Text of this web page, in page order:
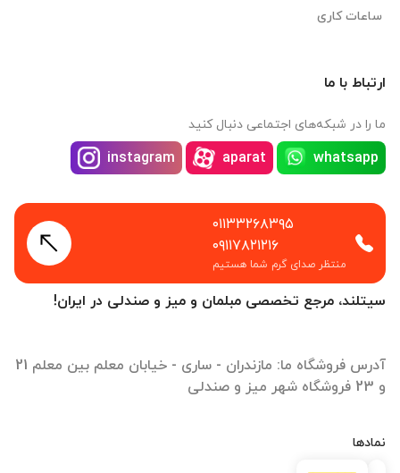
سیتلند، مرجع تخصصی مبلمان و میز و صندلی در ایران!
آدرس فروشگاه ما: مازندران - ساری - خیابان معلم بین معلم 21
و 23 فروشگاه شهر میز و صندلی
نمادها
ساعات کاری
ارتباط با ما
ما را در شبکه‌های اجتماعی دنبال کنید
whatsapp
aparat
instagram
۰۱۱۳۳۲۶۸۳۹۵
۰۹۱۱۷۸۲۱۲۱۶
منتظر صدای گرم شما هستیم